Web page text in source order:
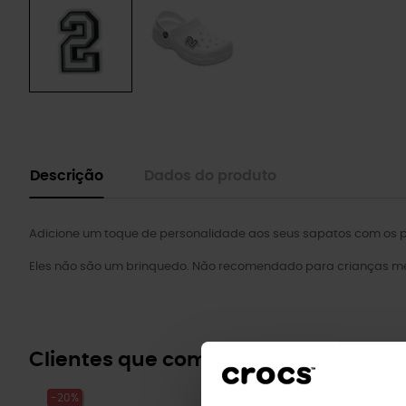
Descrição
Adicione um toque de personalidade aos seus sapatos com
Eles não são um brinquedo. Não recomendado para crianças
Clientes que compraram este
-20%